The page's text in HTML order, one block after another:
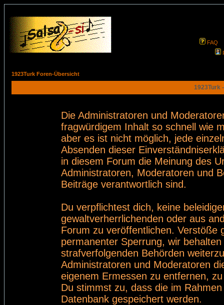
FAQ
1923Turk Foren-Übersicht
1923Turk
Die Administratoren und
fragwürdigem Inhalt so schnell wie
aber es ist nicht möglich, jede
Absenden dieser
in diesem Forum die Meinung des
Administratoren, Moderatoren und
Beiträge verantwortlich sind.
Du verpflichtest dich, keine
gewaltverherrlichenden oder aus
Forum zu veröffentlichen. Verstöße
permanenter Sperrung, wir
strafverfolgenden Behörden
Administratoren und Moderatoren
eigenem Ermessen zu entfernen,
Du stimmst zu, dass die im
Datenbank gespeichert werden.